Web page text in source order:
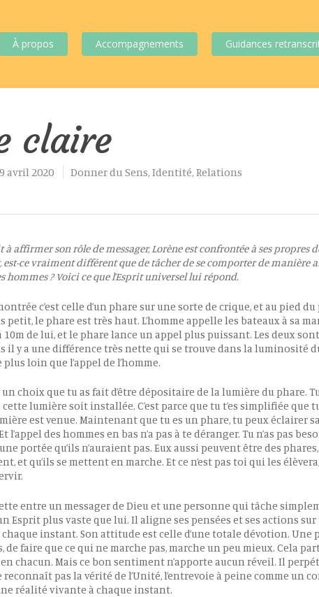
or ESC to close
À propos Accompagnements Guidances
claire
avril 2020 Donner du Sens, Identité, Relations
affirmer son rôle de messager, Lorène est confrontée à ses propres
est-ce vraiment différent que de tâcher de se comporter de manière
? Voici ce que l’Esprit universel lui répond.
c’est celle d’un phare sur une sorte de crique, et au pied
le phare est très haut. L’homme appelle les bateaux à sa
de lui, et le phare lance un appel plus puissant. Les deux
il y a une différence très nette qui se trouve dans la luminosité
loin que l’appel de l’homme.
un choix que tu as fait d’être dépositaire de la lumière du phare.
lumière soit installée. C’est parce que tu t’es simplifiée que
est venue. Maintenant que tu es un phare, tu peux éclairer
des hommes en bas n’a pas à te déranger. Tu n’as pas
portée qu’ils n’auraient pas. Eux aussi peuvent être des
et qu’ils se mettent en marche. Et ce n’est pas toi qui les
entre un messager de Dieu et une personne qui tâche
Esprit plus vaste que lui. Il aligne ses pensées et ses actions sur
instant. Son attitude est celle d’une totale dévotion.
de faire que ce qui ne marche pas, marche un peu mieux. Cela
chacun. Mais ce bon sentiment n’apporte aucun réveil. Il
pas la vérité de l’Unité, l’entrevoie à peine comme un
réalité vivante à chaque instant.